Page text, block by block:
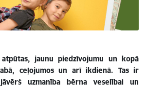
jaunu piedzīvojumu un kopā
ceļojumos un arī ikdienā. Tas ir
uzmanība bērna veselībai un